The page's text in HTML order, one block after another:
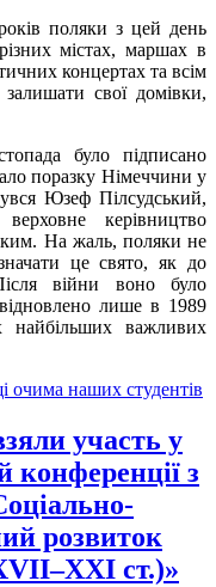
поляки з цей день
містах, маршах в
концертах та всім
свої домівки,
було підписано
поразку Німеччини у
Юзеф Пілсудський,
керівництво
На жаль, поляки не
це свято, як до
війни воно було
лише в 1989
важливих
очима наших студентів
участь у
конференції з
розвиток
ст.)»